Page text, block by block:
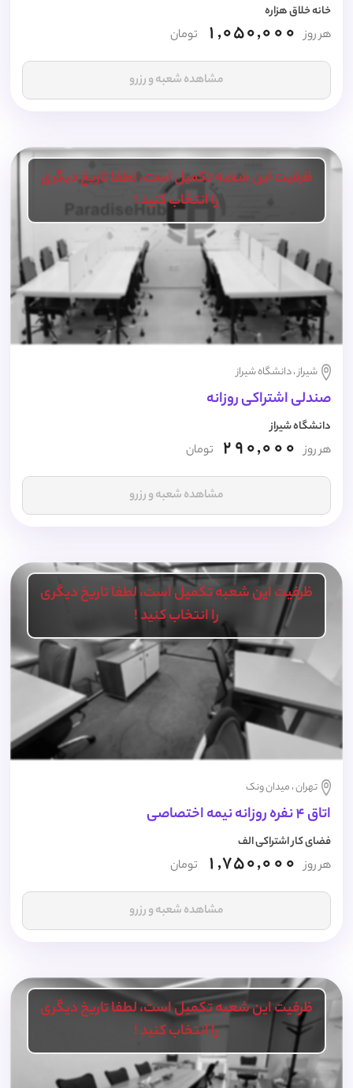
خانه خلاق هزاره
هر روز 1,050,000 تومان
مشاهده شعبه و رزرو
ظرفیت این شعبه تکمیل است، لطفا تاریخ دیگری
را انتخاب کنید !
شیراز ، دانشگاه شیراز
صندلی اشتراکی روزانه
دانشگاه شیراز
هر روز 290,000 تومان
مشاهده شعبه و رزرو
ظرفیت این شعبه تکمیل است، لطفا تاریخ دیگری
را انتخاب کنید !
تهران ، میدان ونک
اتاق 4 نفره روزانه نیمه اختصاصی
فضای کار اشتراکی الف
هر روز 1,750,000 تومان
مشاهده شعبه و رزرو
ظرفیت این شعبه تکمیل است، لطفا تاریخ دیگری
را انتخاب کنید !